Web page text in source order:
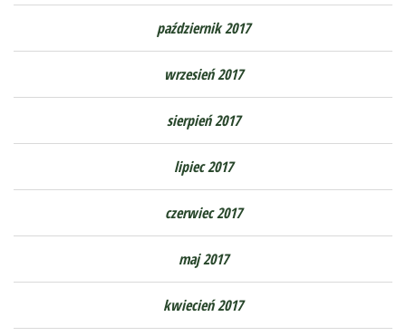
październik 2017
wrzesień 2017
sierpień 2017
lipiec 2017
czerwiec 2017
maj 2017
kwiecień 2017